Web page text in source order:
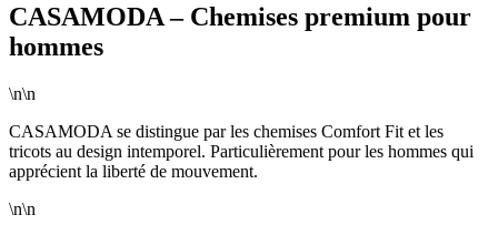
CASAMODA – Chemises premium pour
hommes
\n\n
CASAMODA se distingue par les chemises Comfort Fit et les
tricots au design intemporel. Particulièrement pour les hommes qui
apprécient la liberté de mouvement.
\n\n